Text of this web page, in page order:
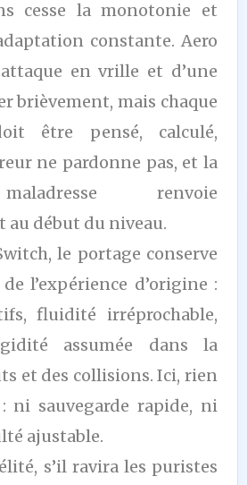
cesse la monotonie et
constante. Aero
en vrille et d’une
brièvement, mais chaque
être pensé, calculé,
ne pardonne pas, et la
renvoie
au début du niveau.
le portage conserve
l’expérience d’origine :
fluidité irréprochable,
assumée dans la
et des collisions. Ici, rien
: ni sauvegarde rapide, ni
ajustable.
s’il ravira les puristes